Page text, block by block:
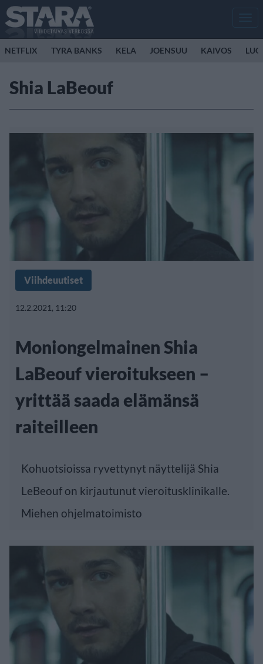
NETFLIX TYRA BANKS KELA JOENSUU KAIVOS
Shia LaBeouf
Viihdeuutiset
12.2.2021, 11:20
Moniongelmainen Shia
LaBeouf vieroitukseen –
yrittää saada elämänsä
raiteilleen
Kohuotsioissa ryvettynyt näyttelijä Shia
LeBeouf on kirjautunut vieroitusklinikalle.
Miehen ohjelmatoimisto